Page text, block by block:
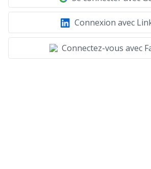
Connexion avec
Connectez-vous avec